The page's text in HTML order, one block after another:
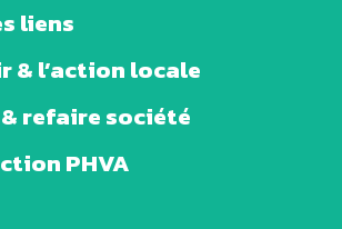
liens
& l’action locale
refaire société
PHVA